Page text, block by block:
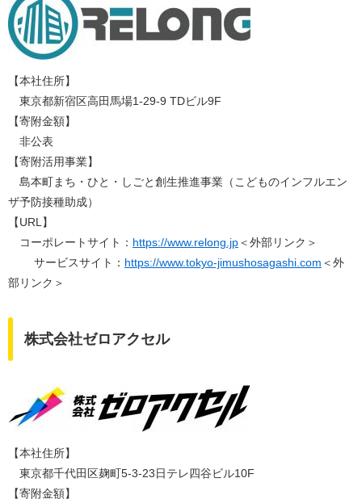
【本社住所】
東京都新宿区高田馬場1-29-9 TDビル9F
【寄附金額】
非公表
【寄附活用事業】
島本町まち・ひと・しごと創生推進事業（こどものインフルエン
ザ予防接種助成）
【URL】
コーポレートサイト： https://www.relong.jp​＜外部リンク＞
サービスサイト： https://www.tokyo-jimushosagashi.com ＜外
部リンク＞
株式会社ゼロアクセル
【本社住所】
東京都千代田区麹町5-3-23日テレ四谷ビル10F
【寄附金額】